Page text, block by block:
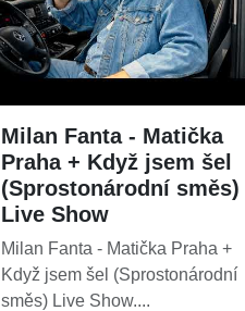
Milan Fanta - Matička
Praha + Když jsem šel
(Sprostonárodní směs)
Live Show
Milan Fanta - Matička Praha +
Když jsem šel (Sprostonárodní
směs) Live Show....